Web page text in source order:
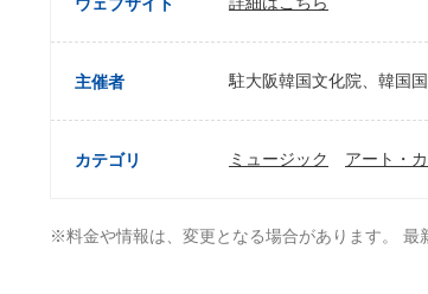
主催者 駐大阪韓国文化院、韓国
カテゴリ ミュージック アート・
※料金や情報は、変更となる場合があります。 最